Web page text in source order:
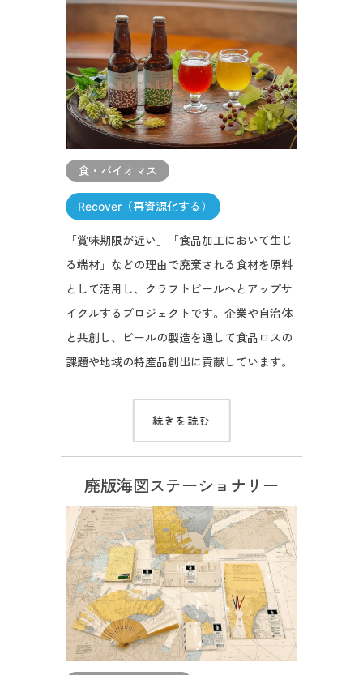
食・バイオマス
Recover（再資源化する）
「賞味期限が近い」「食品加工において生じ
る端材」などの理由で廃棄される食材を原料
として活用し、クラフトビールへとアップサ
イクルするプロジェクトです。企業や自治体
と共創し、ビールの製造を通して食品ロスの
課題や地域の特産品創出に貢献しています。
続きを読む
廃版海図ステーショナリー